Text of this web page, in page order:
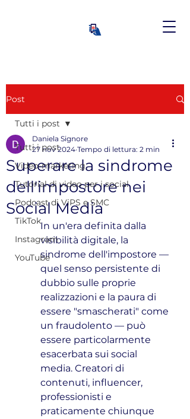
Post
Tutti i post
Video-marketing
Tutorial di video per i social
Podcast di ViPS e SMC
TikTok
Instagram
YouTube
Tutti i post
Superare la sindrome
dell'impostore nei
Social Media
Daniela Signore
27 nov 2024 Tempo di lettura: 2 min
In un'era definita dalla
visibilità digitale, la
sindrome dell'impostore —
quel senso persistente di
dubbio sulle proprie
realizzazioni e la paura di
essere "smascherati" come
un fraudolento — può
essere particolarmente
esacerbata sui social
media. Creatori di
contenuti, influencer,
professionisti e
praticamente chiunque